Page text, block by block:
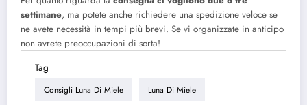
settimane, ma potete anche richiedere una spedizione veloce se
ne avete necessità in tempi più brevi. Se vi organizzate in anticipo
non avrete preoccupazioni di sorta!
Tag
Consigli Luna Di Miele Luna Di Miele